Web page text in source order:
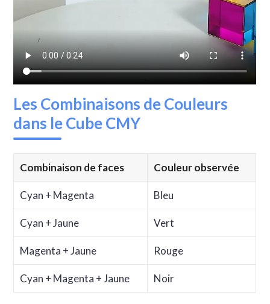
Les Combinaisons de Couleurs
dans le Cube CMY
Combinaison de faces Couleur observée
Cyan + Magenta Bleu
Cyan + Jaune Vert
Magenta + Jaune Rouge
Cyan + Magenta + Jaune Noir